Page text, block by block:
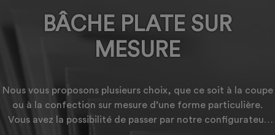
BÂCHE PLATE SUR
MESURE
Nous vous proposons plusieurs choix, que ce soit à la coupe
ou à la confection sur mesure d’une forme particulière.
Vous avez la possibilité de passer par notre configurateur